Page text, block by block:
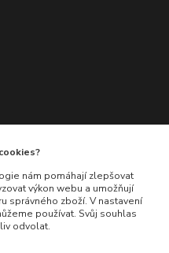
nám pomáhají zlepšovat
výkon webu a umožňují
správného zboží. V nastavení
používat. Svůj souhlas
odvolat.